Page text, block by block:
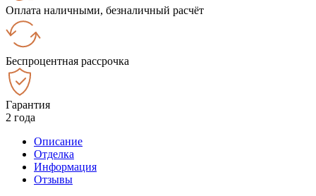
Оплата наличными, безналичный расчёт
Беспроцентная рассрочка
Гарантия
2 года
Описание
Отделка
Информация
Отзывы